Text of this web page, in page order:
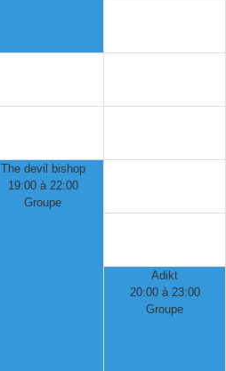
The devil bishop
19:00 à 22:00
Groupe
Adikt
20:00 à 23:00
Groupe